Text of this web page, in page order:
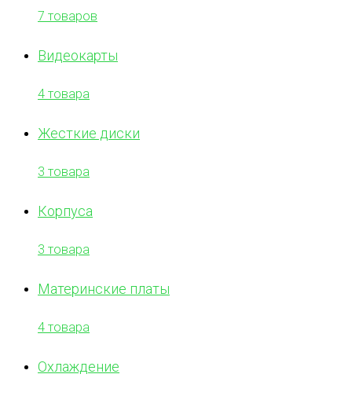
7 товаров
Видеокарты
4 товара
Жесткие диски
3 товара
Корпуса
3 товара
Материнские платы
4 товара
Охлаждение